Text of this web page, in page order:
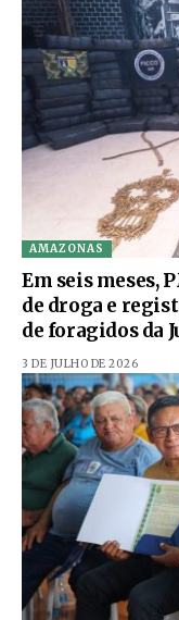
AMAZONAS
Em seis meses,
de droga e
de foragidos da
3 DE JULHO DE 2026